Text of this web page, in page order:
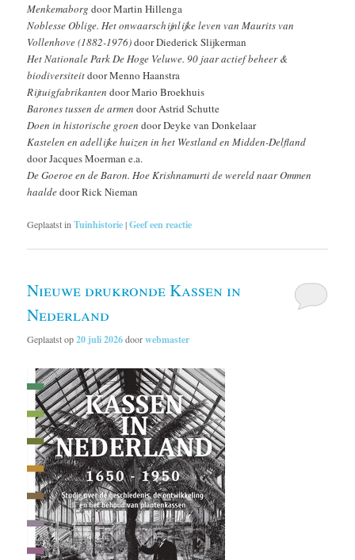
Menkemaborgdoor Martin Hillenga
Noblesse Oblige. Het onwaarschijnlijke leven van Maurits van
Vollenhove (1882-1976)door Diederick Slijkerman
Het Nationale Park De Hoge Veluwe. 90 jaar actief beheer &
biodiversiteitdoor Menno Haanstra
Rijtuigfabrikantendoor Mario Broekhuis
Barones tussen de armen door Astrid Schutte
Doen in historische groen door Deyke van Donkelaar
Kastelen en adellijke huizen in het Westland en Midden-Delfland
door Jacques Moerman e.a.
De Goeroe en de Baron. Hoe Krishnamurti de wereld naar Ommen
haaldedoor Rick Nieman
Geplaatst in Tuinhistorie|Geef een reactie
Nieuwe drukronde Kassen in
Nederland
Geplaatst op20 juli 2026doorwebmaster